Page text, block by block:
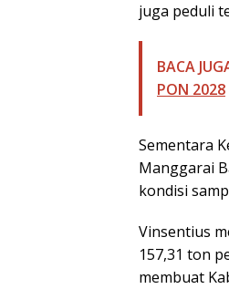
juga peduli
BACA
PON 2028
Sementara
Manggarai
kondisi
Vinsentius
157,31 ton
membuat